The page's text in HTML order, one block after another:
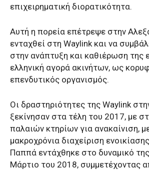
επιχειρηματική διορατικότητα.
Αυτή η πορεία επέτρεψε στην
ενταχθεί στη Waylink και να
στην ανάπτυξη και καθιέρωση της
ελληνική αγορά ακινήτων, ως
επενδυτικός οργανισμός.
Οι δραστηριότητες της Waylink
ξεκίνησαν στα τέλη του 2017, με
παλαιών κτηρίων για ανακαίνιση,
μακροχρόνια διαχείριση
Παππά εντάχθηκε στο δυναμικό
Μάρτιο του 2018, συμμετέχοντας